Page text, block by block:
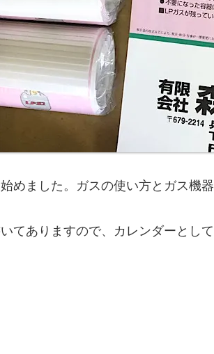
めました。ガスの使い方とガス機
てありますので、カレンダーとし